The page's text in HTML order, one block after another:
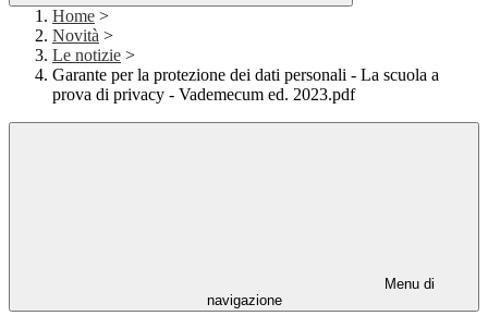
Home >
Novità >
Le notizie >
Garante per la protezione dei dati personali - La scuola a
prova di privacy - Vademecum ed. 2023.pdf
Menu di
navigazione